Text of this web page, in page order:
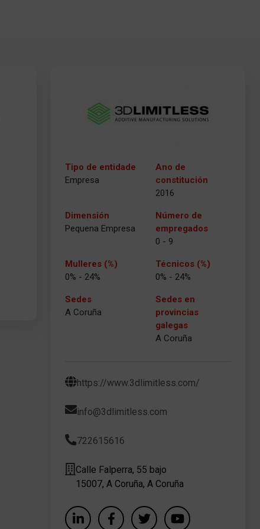
Tipo de entidade
Empresa
Ano de
constitución
2016
Dimensión
Pequena Empresa
Número de
empregados
0 - 9
Mulleres (%)
0% - 24%
Técnicos (%)
0% - 24%
Sedes
A Coruña
Sedes en
provincias
galegas
A Coruña
https://www.3dlimitless.com/
info@3dlimitless.com
722615616
Calle Falperra, 55 bajo
15007, A Coruña, A Coruña